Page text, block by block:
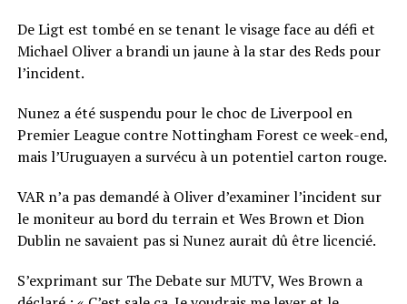
De Ligt est tombé en se tenant le visage face au défi et
Michael Oliver a brandi un jaune à la star des Reds pour
l’incident.
Nunez a été suspendu pour le choc de Liverpool en
Premier League contre Nottingham Forest ce week-end,
mais l’Uruguayen a survécu à un potentiel carton rouge.
VAR n’a pas demandé à Oliver d’examiner l’incident sur
le moniteur au bord du terrain et Wes Brown et Dion
Dublin ne savaient pas si Nunez aurait dû être licencié.
S’exprimant sur The Debate sur MUTV, Wes Brown a